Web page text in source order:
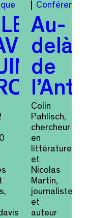
Conférence
Au-
delà
de
Colin
Pahlisch,
chercheur
en
littérature
et
Nicolas
Martin,
journaliste
et
auteur